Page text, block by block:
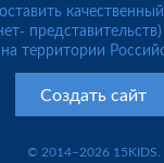
территории
Создать сайт
© 2014–2026 15KIDS.